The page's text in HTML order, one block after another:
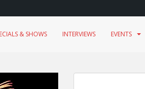
& SHOWS INTERVIEWS EVENTS